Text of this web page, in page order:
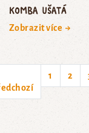
komba ušatá
Zobrazit více →
1 2